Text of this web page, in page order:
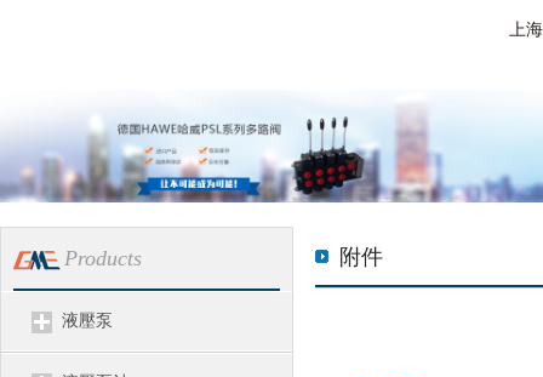
上海
Products
液壓泵
附件